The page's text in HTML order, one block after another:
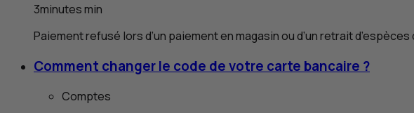
3minutesmin
Paiement refusé lors d’un paiement en magasin ou d’un retrait
Comment changer le code de votre carte bancaire ?
Comptes